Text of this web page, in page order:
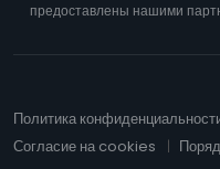
предоставлены нашими
Политика
Согласие на cookies